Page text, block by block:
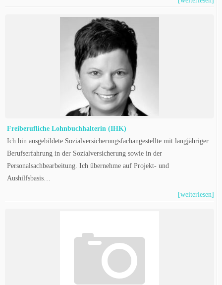
Freiberufliche Lohnbuchhalterin (IHK)
Ich bin ausgebildete Sozialversicherungsfachangestellte mit langjähriger
Berufserfahrung in der Sozialversicherung sowie in der
Personalsachbearbeitung. Ich übernehme auf Projekt- und
Aushilfsbasis…
[weiterlesen]